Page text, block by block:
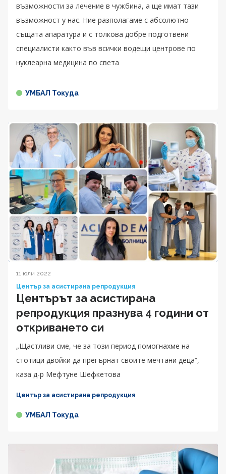
възможности за лечение в чужбина, а ще имат тази
възможност у нас. Ние разполагаме с абсолютно
същата апаратура и с толкова добре подготвени
специалисти както във всички водещи центрове по
нуклеарна медицина по света
УМБАЛ Токуда
11 юли 2022
Център за асистирана репродукция
Центърът за асистирана
репродукция празнува 4 години от
откриването си
„Щастливи сме, че за този период помогнахме на
стотици двойки да прегърнат своите мечтани деца“,
каза д-р Мефтуне Шефкетова
Център за асистирана репродукция
УМБАЛ Токуда